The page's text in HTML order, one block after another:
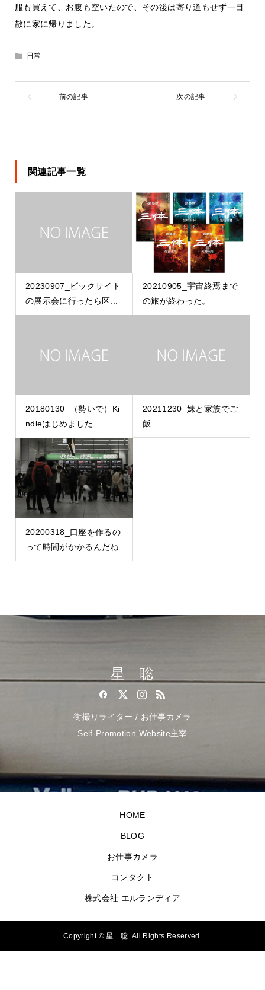
服も買えて、お腹も空いたので、その後は寄り道もせず一目
散に家に帰りました。
日常
関連記事一覧
20230907_ビックサイト
の展示会に行ったら区...
20210905_宇宙終焉まで
の旅が終わった。
20180130_（勢いで）Ki
ndleはじめました
20211230_妹と家族でご
飯
20200318_口座を作るの
って時間がかかるんだね
星 聡
街撮りライター / お仕事カメラ
Self-Promotion Website主宰
HOME
BLOG
お仕事カメラ
コンタクト
株式会社 エルランディア
Copyright ©星 聡. All Rights Reserved.